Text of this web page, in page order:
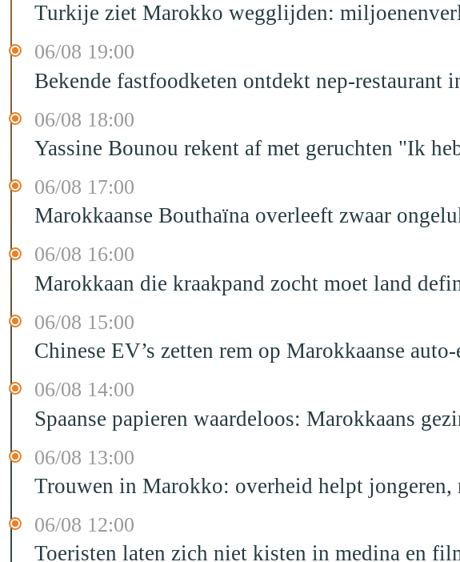
Turkije ziet Marokko wegglijden:
06/08 19:00
Bekende fastfoodketen ontdekt nep-restaurant
06/08 18:00
Yassine Bounou rekent af met geruchten "Ik
06/08 17:00
Marokkaanse Bouthaïna overleeft zwaar
06/08 16:00
Marokkaan die kraakpand zocht moet land
06/08 15:00
Chinese EV’s zetten rem op Marokkaanse
06/08 14:00
Spaanse papieren waardeloos: Marokkaans
06/08 13:00
Trouwen in Marokko: overheid helpt jongeren,
06/08 12:00
Toeristen laten zich niet kisten in medina en